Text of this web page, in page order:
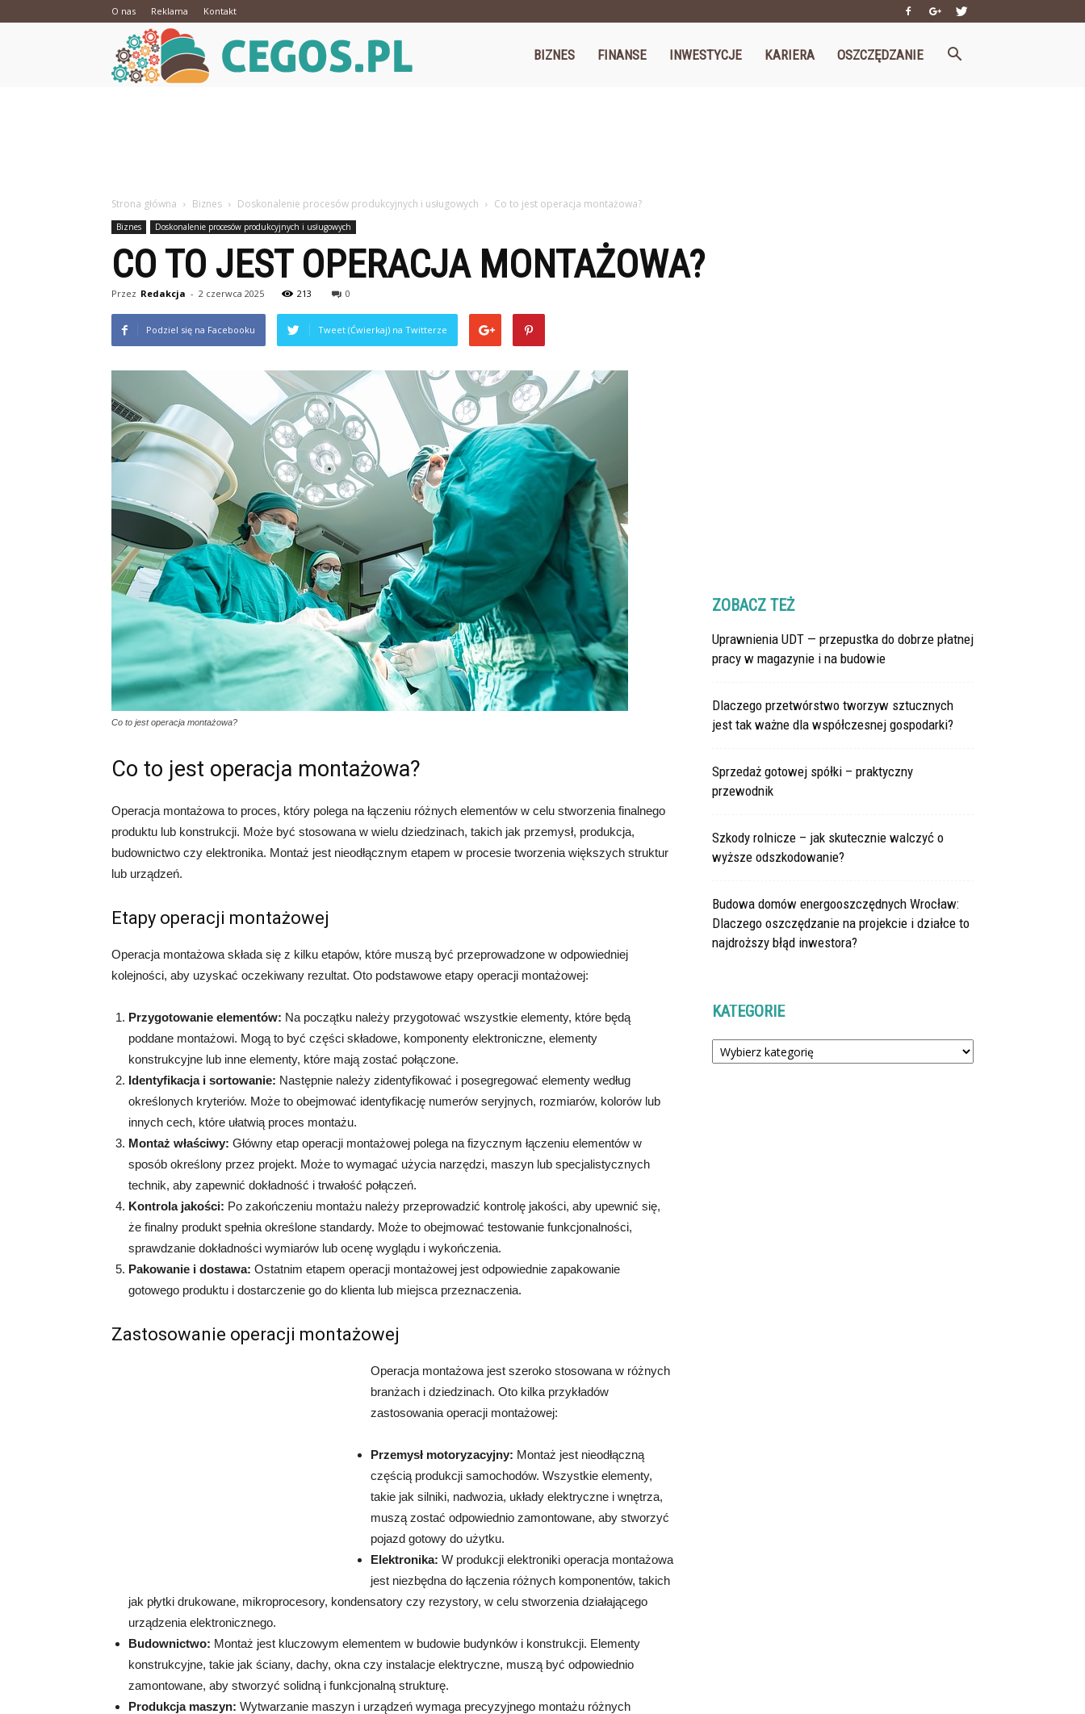
O nas Reklama Kontakt
BIZNES FINANSE INWESTYCJE KARIERA OSZCZĘDZANIE
Strona główna Biznes Doskonalenie procesów produkcyjnych i usługowych Co to jest operacja montażowa?
Biznes Doskonalenie procesów produkcyjnych i usługowych
CO TO JEST OPERACJA MONTAŻOWA?
Przez Redakcja - 2 czerwca 2025 213 0
Podziel się na Facebooku Tweet (Ćwierkaj) na Twitterze
Co to jest operacja montażowa?
Co to jest operacja montażowa?
Operacja montażowa to proces, który polega na łączeniu różnych elementów w celu stworzenia finalnego
produktu lub konstrukcji. Może być stosowana w wielu dziedzinach, takich jak przemysł, produkcja,
budownictwo czy elektronika. Montaż jest nieodłącznym etapem w procesie tworzenia większych struktur
lub urządzeń.
Etapy operacji montażowej
Operacja montażowa składa się z kilku etapów, które muszą być przeprowadzone w odpowiedniej
kolejności, aby uzyskać oczekiwany rezultat. Oto podstawowe etapy operacji montażowej:
Przygotowanie elementów: Na początku należy przygotować wszystkie elementy, które będą
poddane montażowi. Mogą to być części składowe, komponenty elektroniczne, elementy
konstrukcyjne lub inne elementy, które mają zostać połączone.
Identyfikacja i sortowanie: Następnie należy zidentyfikować i posegregować elementy według
określonych kryteriów. Może to obejmować identyfikację numerów seryjnych, rozmiarów, kolorów lub
innych cech, które ułatwią proces montażu.
Montaż właściwy: Główny etap operacji montażowej polega na fizycznym łączeniu elementów w
sposób określony przez projekt. Może to wymagać użycia narzędzi, maszyn lub specjalistycznych
technik, aby zapewnić dokładność i trwałość połączeń.
Kontrola jakości: Po zakończeniu montażu należy przeprowadzić kontrolę jakości, aby upewnić się,
że finalny produkt spełnia określone standardy. Może to obejmować testowanie funkcjonalności,
sprawdzanie dokładności wymiarów lub ocenę wyglądu i wykończenia.
Pakowanie i dostawa: Ostatnim etapem operacji montażowej jest odpowiednie zapakowanie
gotowego produktu i dostarczenie go do klienta lub miejsca przeznaczenia.
Zastosowanie operacji montażowej
Operacja montażowa jest szeroko stosowana w różnych
branżach i dziedzinach. Oto kilka przykładów
zastosowania operacji montażowej:
Przemysł motoryzacyjny: Montaż jest nieodłączną
częścią produkcji samochodów. Wszystkie elementy,
takie jak silniki, nadwozia, układy elektryczne i wnętrza,
muszą zostać odpowiednio zamontowane, aby stworzyć
pojazd gotowy do użytku.
Elektronika: W produkcji elektroniki operacja montażowa
jest niezbędna do łączenia różnych komponentów, takich
jak płytki drukowane, mikroprocesory, kondensatory czy rezystory, w celu stworzenia działającego
urządzenia elektronicznego.
Budownictwo: Montaż jest kluczowym elementem w budowie budynków i konstrukcji. Elementy
konstrukcyjne, takie jak ściany, dachy, okna czy instalacje elektryczne, muszą być odpowiednio
zamontowane, aby stworzyć solidną i funkcjonalną strukturę.
Produkcja maszyn: Wytwarzanie maszyn i urządzeń wymaga precyzyjnego montażu różnych
ZOBACZ TEŻ
Uprawnienia UDT — przepustka do dobrze płatnej
pracy w magazynie i na budowie
Dlaczego przetwórstwo tworzyw sztucznych
jest tak ważne dla współczesnej gospodarki?
Sprzedaż gotowej spółki – praktyczny
przewodnik
Szkody rolnicze – jak skutecznie walczyć o
wyższe odszkodowanie?
Budowa domów energooszczędnych Wrocław:
Dlaczego oszczędzanie na projekcie i działce to
najdroższy błąd inwestora?
KATEGORIE
Kategorie